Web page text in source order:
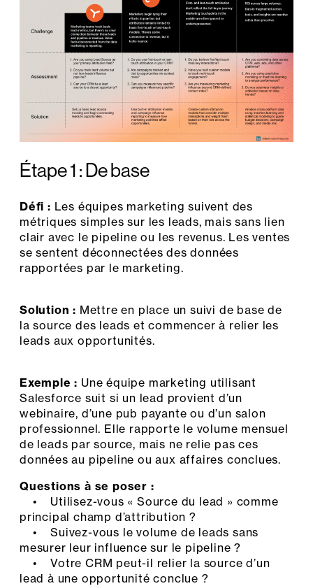
Étape 1 : De base
Défi : Les équipes marketing suivent des
métriques simples sur les leads, mais sans lien
clair avec le pipeline ou les revenus. Les ventes
se sentent déconnectées des données
rapportées par le marketing.
Solution : Mettre en place un suivi de base de
la source des leads et commencer à relier les
leads aux opportunités.
Exemple : Une équipe marketing utilisant
Salesforce suit si un lead provient d’un
webinaire, d’une pub payante ou d’un salon
professionnel. Elle rapporte le volume mensuel
de leads par source, mais ne relie pas ces
données au pipeline ou aux affaires conclues.
Questions à se poser :
• Utilisez-vous « Source du lead » comme
principal champ d’attribution ?
• Suivez-vous le volume de leads sans
mesurer leur influence sur le pipeline ?
• Votre CRM peut-il relier la source d’un
lead à une opportunité conclue ?